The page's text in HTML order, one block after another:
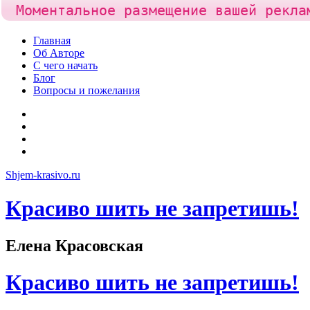
Skip
content
Главная
Об Авторе
С чего начать
Блог
Вопросы и пожелания
Shjem-krasivo.ru
Красиво шить не запретишь!
Елена Красовская
Красиво шить не запретишь!
Моментальное размещение вашей